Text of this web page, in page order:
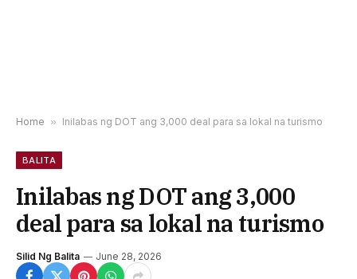
Home » Inilabas ng DOT ang 3,000 deal para sa lokal na turismo
BALITA
Inilabas ng DOT ang 3,000
deal para sa lokal na turismo
Silid Ng Balita June 28, 2026